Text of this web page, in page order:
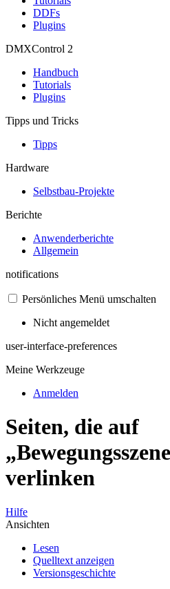
DDFs
Plugins
DMXControl 2
Handbuch
Tutorials
Plugins
Tipps und Tricks
Tipps
Hardware
Selbstbau-Projekte
Berichte
Anwenderberichte
Allgemein
notifications
Persönliches Menü umschalten
Nicht angemeldet
user-interface-preferences
Meine Werkzeuge
Anmelden
Seiten, die auf
verlinken
Hilfe
Ansichten
Lesen
Quelltext anzeigen
Versionsgeschichte